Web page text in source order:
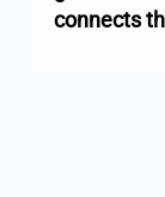
connects